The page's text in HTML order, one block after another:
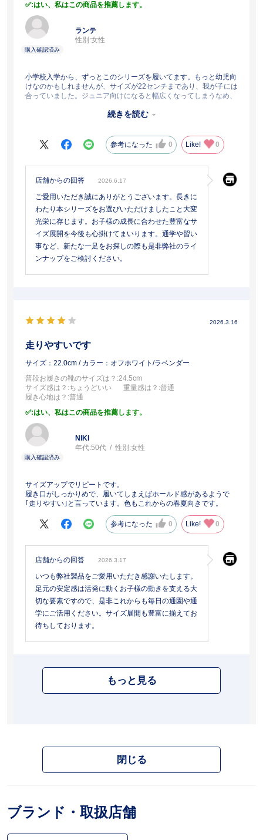
:はい、私はこの商品を推薦します。
ランテ
性別:女性
小学校入学から、ずっとこのシリーズを履いてます。もっと幼児向
けなのかもしれませんが、サイズが22センチまであり、我が子には
合っていました。ジュニア向けになると幅広くなってしまうなめ、
ラベンダーを選んできましたが、大人っぽく黒にしました。親とし
続きを読む
参考になった 0 Like! 0
店舗からの回答 2026.6.17
ご愛用いただき誠にありがとうございます。長きに
わたり本シリーズをお選びいただけましたこと大変
光栄に存じます。お子様の成長に合わせた豊富なサ
イズ展開を今後も心掛けてまいります。通学や習い
事など、新たな一足をお探しの際も是非弊社のライ
ンナップをご検討ください。
2026.3.16
走りやすいです
サイズ：22.0cm / カラー：オフホワイト/ラベンダー
普段お履きの靴のサイズは？ :24.5cm
サイズ感は？ :ちょうどいい 重量感は？ :普通
履き心地は？ :普通
:はい、私はこの商品を推薦します。
NIKI
年代:50代 性別:女性
サイズアップでリピートです。
履き口がしっかりめで、履いてしまえばホールド感があるようで
｢走りやすい｣と言っています。色もこれからの春夏向きです。
参考になった 0 Like! 0
店舗からの回答 2026.3.17
いつも弊社製品をご愛用いただき感謝いたします。
足元の安定感は活発に動くお子様の動きを支える大
切な要素ですので、是非これからも毎日の通園や通
学にご活用ください。サイズ展開も豊富に揃えてお
待ちしております。
もっと見る
閉じる
ブランド・取扱店舗